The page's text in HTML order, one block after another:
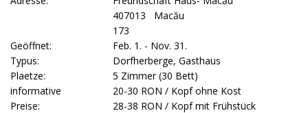
407013 Macău
173
Geöffnet:
Feb. 1. - Nov. 31.
Typus:
Dorfherberge, Gasthaus
Plaetze:
5 Zimmer (30 Bett)
informative
Preise:
20-30 RON / Kopf ohne Kost
28-38 RON / Kopf mit Frühstück